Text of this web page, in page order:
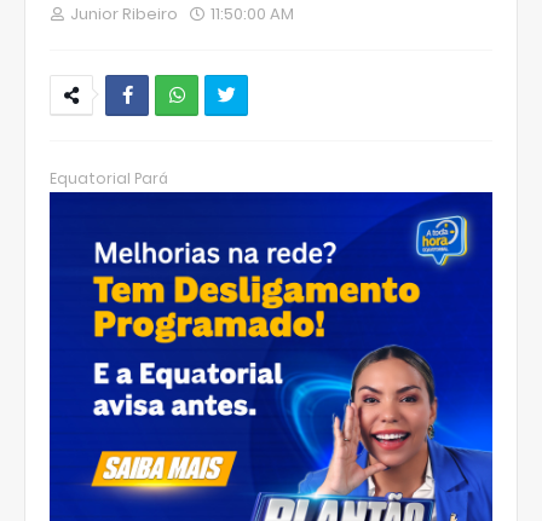
Junior Ribeiro 11:50:00 AM
hats
p
Equatorial Pará